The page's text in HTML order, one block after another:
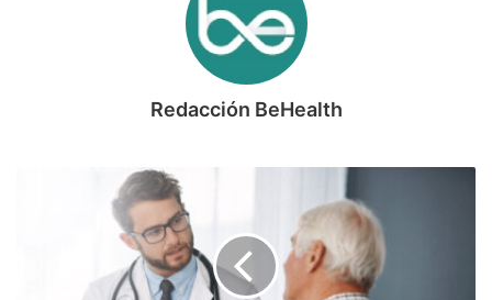
Redacción BeHealth